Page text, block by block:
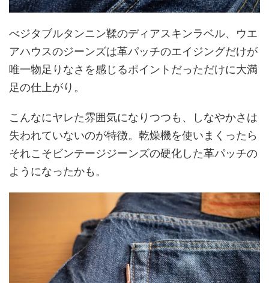
べジタブルタンニン鞣のディアスキンラベル、ウエ
アハウスのジーンズは革パッチのエイジングだけが
唯一物足りなさを感じるポイントだっただけに大満
足の仕上がり。
こんなにヤレた雰囲気になりつつも、しなやかさは
失われていないのが特徴。乾燥機を使いまくったら
それこそビンテージジーンズの硬化した革パッチの
ようになったかも。